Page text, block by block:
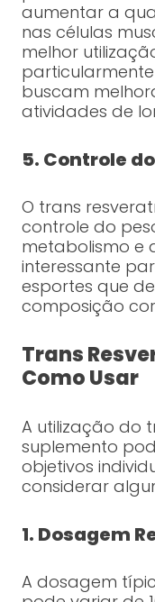
aumentar a
nas células
melhor
buscam
atividades de
5. Controle
O trans
controle do
metabolismo e
interessante
esportes que
composição
Trans
Como Usar
A utilização do
suplemento
objetivos
considerar
1. Dosagem
A dosagem